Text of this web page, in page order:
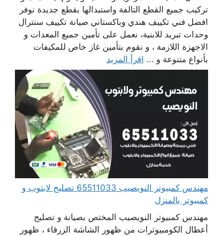
تركيب جميع القطع التالفة واستبدالها بقطع جديدة نوفر
افضل فني تكييف هندي وباكستاني صيانة تكييف سنترال
وحدات تبريد للابنية، نعمل على تأمين جميع المعدات و
الاجهزة اللازمة ، و نقوم بتأمين غاز خاص للمكيفات
بأنواع متنوعة و ... اقرأ المزيد
مهندس كمبيوتر النويصيب 65511033 تصليح لابتوب و
كمبيوتر بالمنزل
مهندس كمبيوتر النويصيب المختص بصيانة و تصليح
أعطال الكومبيوترات من ظهور الشاشة الزرقاء ، ظهور